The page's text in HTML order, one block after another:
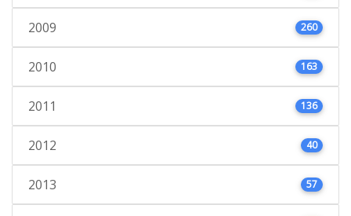
2009 260
2010 163
2011 136
2012 40
2013 57